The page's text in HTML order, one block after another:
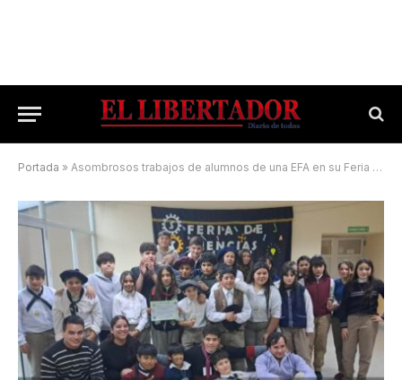
Portada » Asombrosos trabajos de alumnos de una EFA en su Feria de Ciencias